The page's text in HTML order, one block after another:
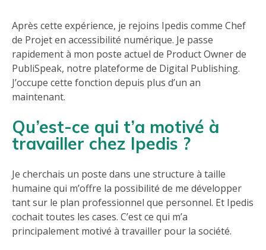
Après cette expérience, je rejoins Ipedis comme Chef
de Projet en accessibilité numérique. Je passe
rapidement à mon poste actuel de Product Owner de
PubliSpeak, notre plateforme de Digital Publishing.
J’occupe cette fonction depuis plus d’un an
maintenant.
Qu’est-ce qui t’a motivé à
travailler chez Ipedis ?
Je cherchais un poste dans une structure à taille
humaine qui m’offre la possibilité de me développer
tant sur le plan professionnel que personnel. Et Ipedis
cochait toutes les cases. C’est ce qui m’a
principalement motivé à travailler pour la société.